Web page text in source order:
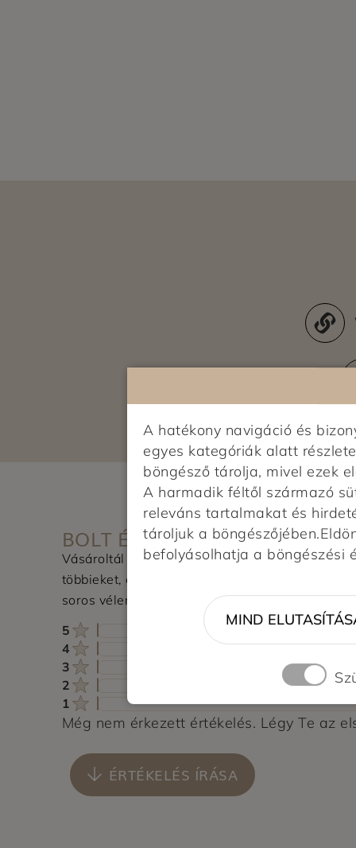
BOLT ÉRTÉKELÉSE
Vásároltál az üzletben? Segítsd a
többieket, értékeld a boltot és írj pár
soros véleményt.
5
4
3
2
1
Még nem érkezett értékelés. Légy Te az
ÉRTÉKELÉS ÍRÁSA
A hatékony navigáció és
egyes kategóriák alatt
böngésző tárolja, mivel ezek
A harmadik féltől származó
releváns tartalmakat és
tároljuk a
befolyásolhatja a böngészési
MIND